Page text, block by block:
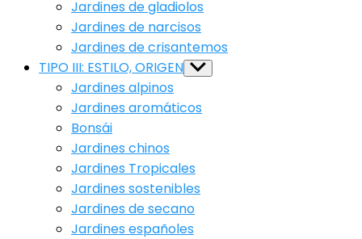
Jardines de gladiolos
Jardines de narcisos
Jardines de crisantemos
TIPO III: ESTILO, ORIGEN Show
sub
Jardines alpinos
Jardines aromáticos
Bonsái
Jardines chinos
Jardines Tropicales
Jardines sostenibles
Jardines de secano
Jardines españoles